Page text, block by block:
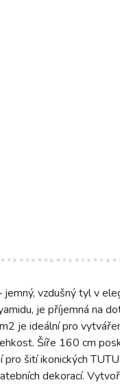
vzdušný tyl v
je příjemná na
je ideální pro
Šíře 160 cm
šití ikonických
dekorací.